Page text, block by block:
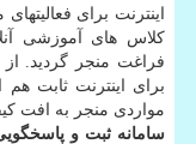
اینترنت برای
کلاس های آموزشی
برای اینترنت ثابت هم
مواردی منجر به افت
سامانه ثبت و پاسخگویی